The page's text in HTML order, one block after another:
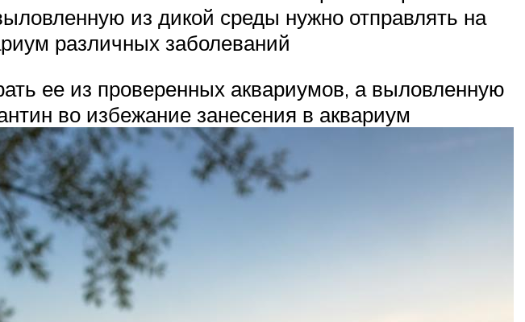
из дикой среды нужно отправлять на
различных заболеваний
ее из проверенных аквариумов, а выловленную
во избежание занесения в аквариум